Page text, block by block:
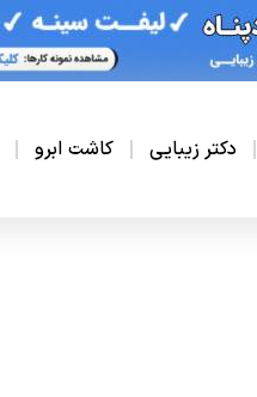
دکتر زیبایی کاشت ابرو